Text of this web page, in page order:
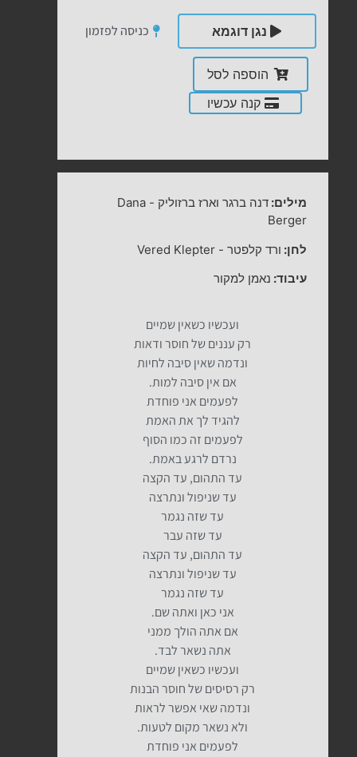
נגן דוגמא כניסה לפזמון
הוספה לסל
קנה עכשיו
מילים:דנה ברגר וארז ברזוליק -
Dana
Berger
לחן: ורד קלפטר -
Vered Klepter
עיבוד: נאמן למקור
ועכשיו כשאין שמיים
רק עננים של חוסר ודאות
ונדמה שאין סיבה לחיות
אם אין סיבה למות.
לפעמים אני פוחדת
להגיד לך את האמת
לפעמים זה כמו הסוף
נרדם לרגע באמת.
עד התהום, עד הקצה
עד שניפול ונתרצה
עד שזה נגמר
עד שזה עבר
עד התהום, עד הקצה
עד שניפול ונתרצה
עד שזה נגמר
אני כאן ואתה שם.
אם אתה הולך ממני
אתה נשאר לבד.
ועכשיו כשאין שמיים
רק רסיסים של חוסר הבנות
ונדמה שאי אפשר לראות
ולא נשאר מקום לטעות.
לפעמים אני פוחדת